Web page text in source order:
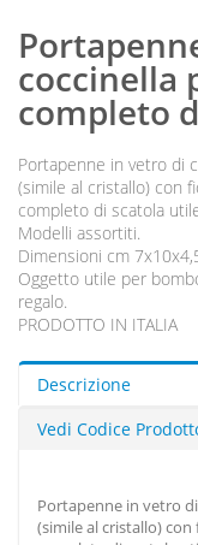
coccinella
completo
Portapenne in vetro di
(simile al cristallo) con
completo di scatola
Modelli assortiti.
Dimensioni cm
Oggetto utile per
regalo.
PRODOTTO IN ITALIA
Descrizione
Vedi Codice
Portapenne in vetro
(simile al cristallo)